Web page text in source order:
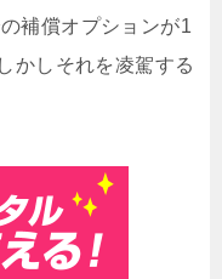
補償オプションが1
かしそれを凌駕する